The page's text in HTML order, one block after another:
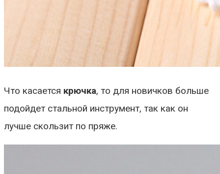
Что касается крючка, то для новичков больше
подойдет стальной инструмент, так как он
лучше скользит по пряже.